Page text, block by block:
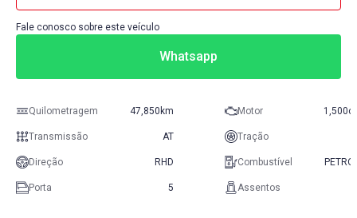
Fale conosco sobre este veículo
Whatsapp
Quilometragem 47,850km Motor
Transmissão AT Tração
Direção RHD Combustível
Porta 5 Assentos